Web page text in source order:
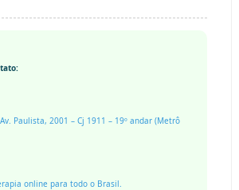
Paulista, 2001 – Cj 1911 – 19º andar (Metrô
online para todo o Brasil.